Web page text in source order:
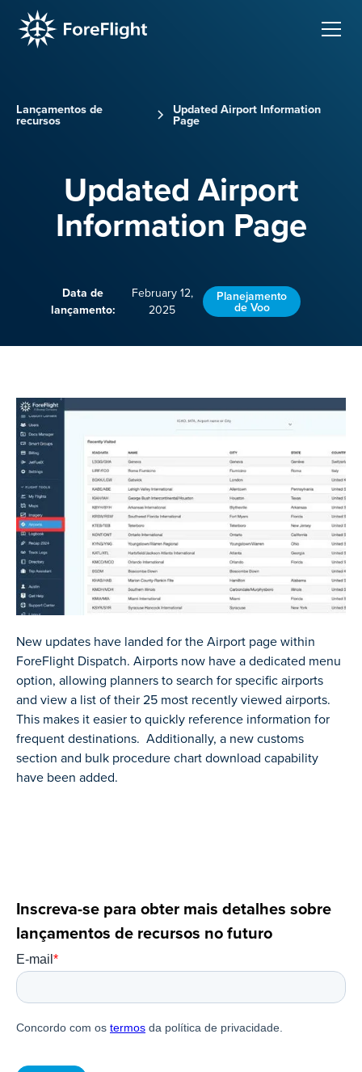
Lançamentos de
recursos
Updated Airport Information
Page
Updated Airport
Information Page
Data de
lançamento:
February 12,
2025
Planejamento
de Voo
Inscreva-se para obter mais detalhes sobre
lançamentos de recursos no futuro
New updates have landed for the Airport page within
ForeFlight Dispatch. Airports now have a dedicated menu
option, allowing planners to search for specific airports
and view a list of their 25 most recently viewed airports.
This makes it easier to quickly reference information for
frequent destinations. Additionally, a new customs
section and bulk procedure chart download capability
have been added.